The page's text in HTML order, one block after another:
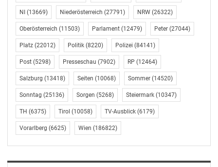
und ihrer chaotischen Familie erzählt, und der
Psychothriller „Freddy/Eddy“ von Tini Tüllmann über
die gespaltene Persönlichkeit eines gescheiterten
Malers.
Der „Sonderpreis der Jury“ geht in diesem Jahr an die
herausragende Romanverfilmung „Das schweigende
Klassenzimmer“. Das Drama basiert auf einer wahren
Geschichte und handelt von einer ostdeutschen
Abiturklasse, die anlässlich des Ungarischen
Volksaufstands 1956 eine Schweigeminute mit
ungeahnten Folgen einlegt. Den Preis nehmen
entgegen: Jonas Dassler, Tom Gramenz, Anna-Lena
NI (13669) Niederösterreich (27791) NRW (26322)
Oberösterreich (11503) Parlament (12479) Peter (27044)
Platz (22012) Politik (8220) Polizei (84141)
Post (5298) Presseschau (7902) RP (12464)
Salzburg (13418) Seiten (10068) Sommer (14520)
Sonntag (25136) Sorgen (5268) Steiermark (10347)
TH (6375) Tirol (10058) TV-Ausblick (6179)
Vorarlberg (6625) Wien (186822)